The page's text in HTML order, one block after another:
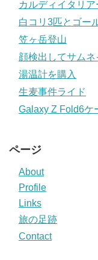
カルディイタリア
白コリ3匹とゴー
笠ヶ岳登山
顔検出してサム
湯温計を購入
生麦事件ライド
Galaxy Z Fold6ケ
ページ
About
Profile
Links
旅の足跡
Contact